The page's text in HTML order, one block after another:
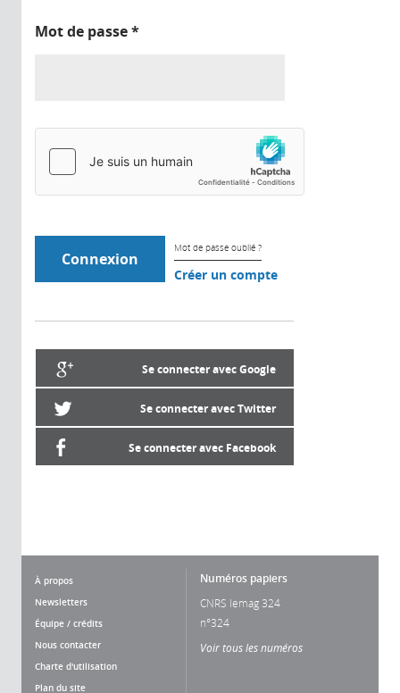
Mot de passe*
Mot de passe oublié ?
Créer un compte
Se connecter avec Google
Se connecter avec Twitter
Se connecter avec Facebook
À propos
Newsletters
Équipe / crédits
Nous contacter
Charte d'utilisation
Plan du site
Numéros papiers
CNRS lemag 324
n°324
Voir tous les numéros